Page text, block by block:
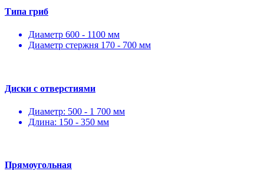
Типа гриб
Диаметр 600 - 1100 мм
Диаметр стержня 170 - 700 мм
Диски с отверстиями
Диаметр: 500 - 1 700 мм
Длина: 150 - 350 мм
Прямоугольная